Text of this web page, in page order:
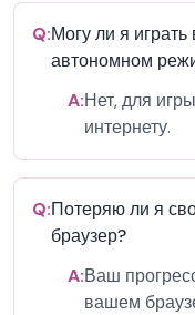
Q:Могу ли я
автономном
A:Нет, для
интернету.
Q:Потеряю ли я
браузер?
A:Ваш
вашем